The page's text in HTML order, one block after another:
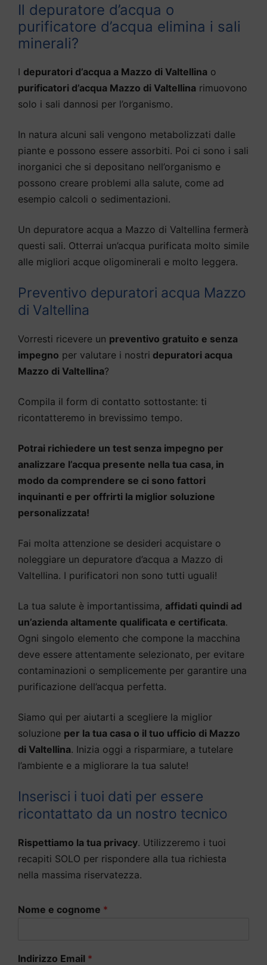
Il depuratore d’acqua o
purificatore d’acqua elimina i sali
minerali?
I depuratori d’acqua a Mazzo di Valtellina o
purificatori d’acqua Mazzo di Valtellina rimuovono
solo i sali dannosi per l’organismo.
In natura alcuni sali vengono metabolizzati dalle
piante e possono essere assorbiti. Poi ci sono i sali
inorganici che si depositano nell’organismo e
possono creare problemi alla salute, come ad
esempio calcoli o sedimentazioni.
Un depuratore acqua a Mazzo di Valtellina fermerà
questi sali. Otterrai un’acqua purificata molto simile
alle migliori acque oligominerali e molto leggera.
Preventivo depuratori acqua Mazzo
di Valtellina
Vorresti ricevere un preventivo gratuito e senza
impegno per valutare i nostri depuratori acqua
Mazzo di Valtellina?
Compila il form di contatto sottostante: ti
ricontatteremo in brevissimo tempo.
Potrai richiedere un test senza impegno per
analizzare l’acqua presente nella tua casa, in
modo da comprendere se ci sono fattori
inquinanti e per offrirti la miglior soluzione
personalizzata!
Fai molta attenzione se desideri acquistare o
noleggiare un depuratore d’acqua a Mazzo di
Valtellina. I purificatori non sono tutti uguali!
La tua salute è importantissima, affidati quindi ad
un’azienda altamente qualificata e certificata.
Ogni singolo elemento che compone la macchina
deve essere attentamente selezionato, per evitare
contaminazioni o semplicemente per garantire una
purificazione dell’acqua perfetta.
Siamo qui per aiutarti a scegliere la miglior
soluzione per la tua casa o il tuo ufficio di Mazzo
di Valtellina. Inizia oggi a risparmiare, a tutelare
l’ambiente e a migliorare la tua salute!
Inserisci i tuoi dati per essere
ricontattato da un nostro tecnico
Rispettiamo la tua privacy. Utilizzeremo i tuoi
recapiti SOLO per rispondere alla tua richiesta
nella massima riservatezza.
Nome e cognome *
Indirizzo Email *